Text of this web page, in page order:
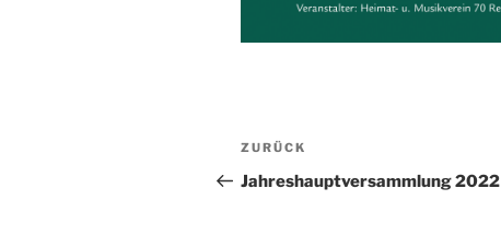
Beitragsnavigation
Vorheriger
Beitrag
ZURÜCK
Jahreshauptversammlung 2022